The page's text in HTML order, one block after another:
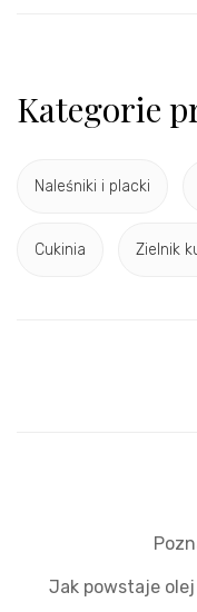
Kategorie
Naleśniki i placki
Cukinia Zielnik
Jak powstaje